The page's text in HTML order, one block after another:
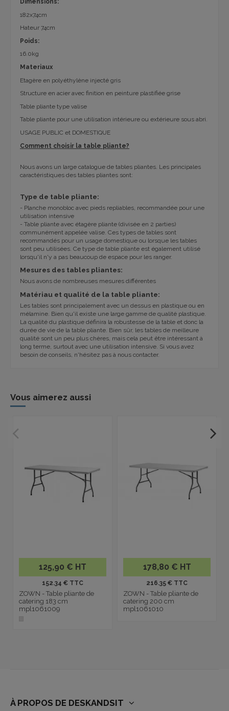
Dimensions:
182x74cm
Hateur 74cm
Poids:
16.0kg
Materiaux
Etagère en polyéthylène injecté gris
Structure en acier avec finition en peinture plastifiée grise
Table pliante type valise
Table pliante pour une utilisation intérieure ou extérieure sous abri.
USAGE PUBLIC et DOMESTIQUE
Comment choisir la table pliante?
Nous avons un large catalogue de tables pliantes. Les principales
caractéristiques des tables pliantes sont:
Type de table pliante:
- Planche monobloc avec pieds repliables, recommandée pour une
utilisation intensive
- Table pliante avec étagère pliante (divisée en 2 parties)
communément appelée valise. Ces types de tables sont
recommandés pour un usage domestique ou lorsque les tables
sont peu utilisées. Ce type de table pliante est également utilisé
lorsqu'il n'y a pas beaucoup de espace pour les ranger.
Mesures des tables pliantes:
Nous avons de nombreuses mesures différentes
Matériau et qualité de la table pliante:
Les tables sont principalement avec un dessus en plastique ou en
mélamine. Bien qu'il existe une large gamme de qualité plastique.
La qualité du plastique définira la robustesse de la table et donc la
durée de vie de la table pliante. Bien sûr, les tables de meilleure
qualité sont un peu plus chères, mais cela peut être intéressant à
long terme, surtout avec une utilisation intensive. Si vous avez
besoin de conseils, n'hésitez pas à nous contacter.
Vous aimerez aussi
125,90 € HT
152.34 € TTC
ZOWN - Table pliante de
catering 183 cm
mpl1061009
178,80 € HT
216.35 € TTC
ZOWN - Table pliante de
catering 200 cm
mpl1061010
À PROPOS DE DESKANDSIT